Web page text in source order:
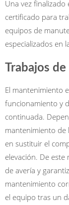
Una vez finalizado
certificado para
equipos de
especializados en
Trabajos
El mantenimiento
funcionamiento y
continuada.
mantenimiento de
en sustituir el
elevación. De
de avería y
mantenimiento
el equipo tras un